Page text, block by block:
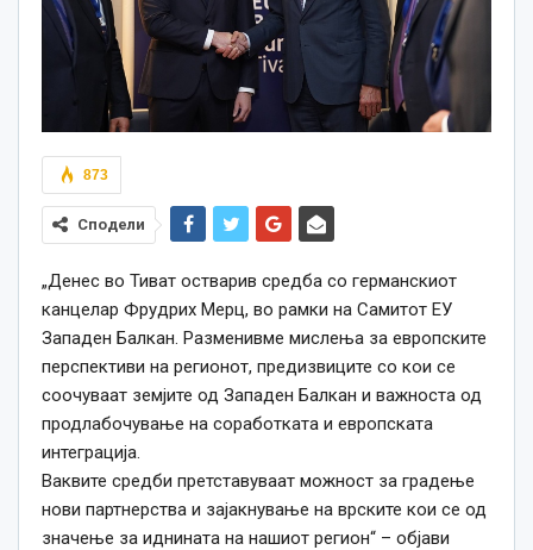
873
Сподели
„Денес во Тиват остварив средба со германскиот
канцелар Фрудрих Мерц, во рамки на Самитот ЕУ
Западен Балкан. Разменивме мислења за европските
перспективи на регионот, предизвиците со кои се
соочуваат земјите од Западен Балкан и важноста од
продлабочување на соработката и европската
интеграција.
Ваквите средби претставуваат можност за градење
нови партнерства и зајакнување на врските кои се од
значење за иднината на нашиот регион“ – објави